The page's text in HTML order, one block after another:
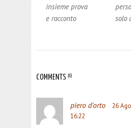
insieme prova
e racconto
solo
COMMENTS (6)
piero d'orto
26
16:22